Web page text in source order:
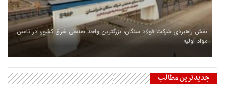
نقش راهبردی شرکت فولاد سنگان، بزرگترین واحد صنعتی شرق کشور، در تامین
مواد اولیه
جدیدترین مطالب